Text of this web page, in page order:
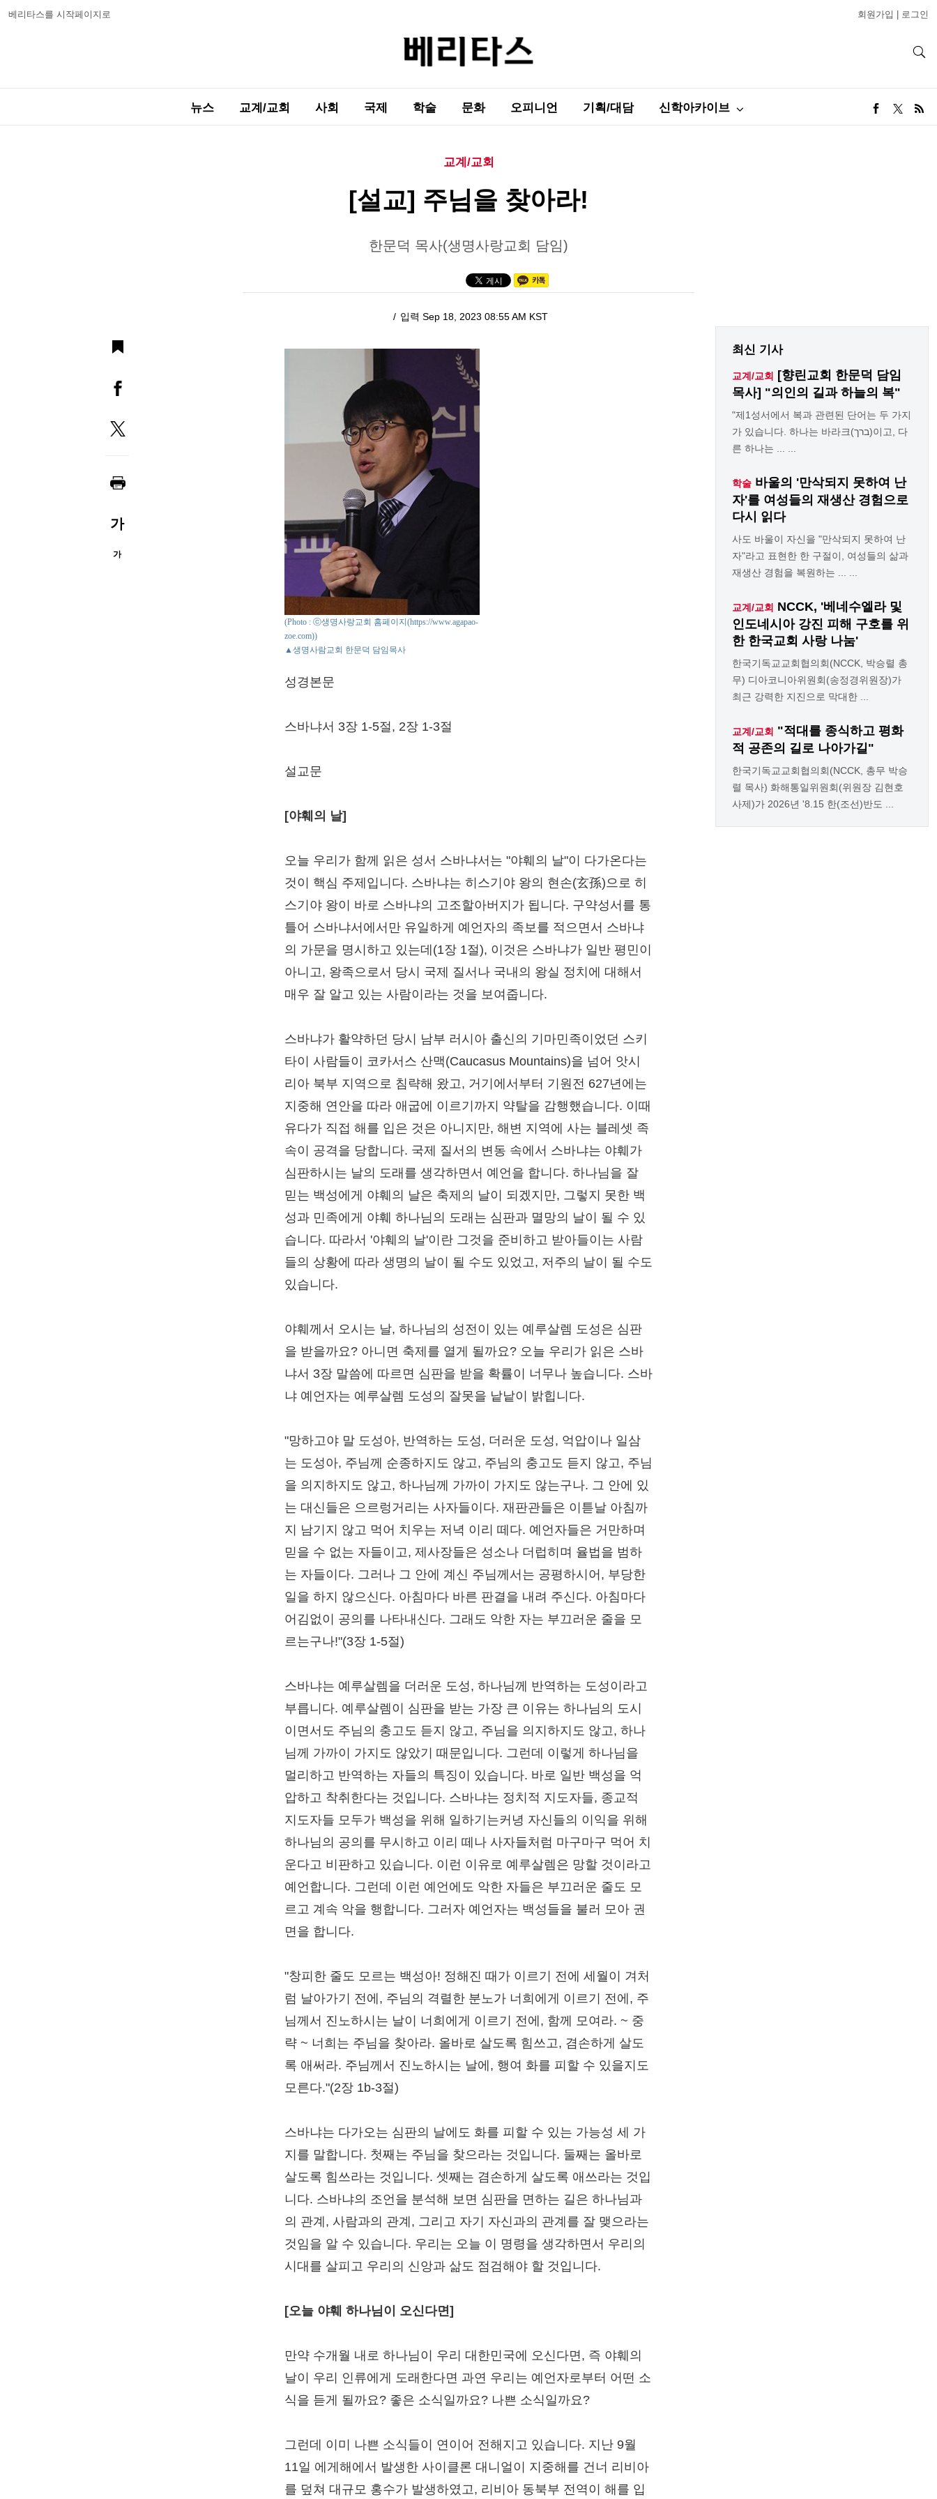
베리타스를 시작페이지로 회원가입 로그인
뉴스 교계/교회 사회 국제 학술 문화 오피니언 기획/대담 신학아카이브
교계/교회
[설교] 주님을 찾아라!
한문덕 목사(생명사랑교회 담임)
입력 Sep 18, 2023 08:55 AM KST
가
가
(Photo : ⓒ생명사랑교회 홈페이지(https://www.agapao-
zoe.com))
▲생명사람교회 한문덕 담임목사
성경본문
스바냐서 3장 1-5절, 2장 1-3절
설교문
[야훼의 날]
오늘 우리가 함께 읽은 성서 스바냐서는 "야훼의 날"이 다가온다는
것이 핵심 주제입니다. 스바냐는 히스기야 왕의 현손(玄孫)으로 히
스기야 왕이 바로 스바냐의 고조할아버지가 됩니다. 구약성서를 통
틀어 스바냐서에서만 유일하게 예언자의 족보를 적으면서 스바냐
의 가문을 명시하고 있는데(1장 1절), 이것은 스바냐가 일반 평민이
아니고, 왕족으로서 당시 국제 질서나 국내의 왕실 정치에 대해서
매우 잘 알고 있는 사람이라는 것을 보여줍니다.
스바냐가 활약하던 당시 남부 러시아 출신의 기마민족이었던 스키
타이 사람들이 코카서스 산맥(Caucasus Mountains)을 넘어 앗시
리아 북부 지역으로 침략해 왔고, 거기에서부터 기원전 627년에는
지중해 연안을 따라 애굽에 이르기까지 약탈을 감행했습니다. 이때
유다가 직접 해를 입은 것은 아니지만, 해변 지역에 사는 블레셋 족
속이 공격을 당합니다. 국제 질서의 변동 속에서 스바냐는 야훼가
심판하시는 날의 도래를 생각하면서 예언을 합니다. 하나님을 잘
믿는 백성에게 야훼의 날은 축제의 날이 되겠지만, 그렇지 못한 백
성과 민족에게 야훼 하나님의 도래는 심판과 멸망의 날이 될 수 있
습니다. 따라서 '야훼의 날'이란 그것을 준비하고 받아들이는 사람
들의 상황에 따라 생명의 날이 될 수도 있었고, 저주의 날이 될 수도
있습니다.
야훼께서 오시는 날, 하나님의 성전이 있는 예루살렘 도성은 심판
을 받을까요? 아니면 축제를 열게 될까요? 오늘 우리가 읽은 스바
냐서 3장 말씀에 따르면 심판을 받을 확률이 너무나 높습니다. 스바
냐 예언자는 예루살렘 도성의 잘못을 낱낱이 밝힙니다.
"망하고야 말 도성아, 반역하는 도성, 더러운 도성, 억압이나 일삼
는 도성아, 주님께 순종하지도 않고, 주님의 충고도 듣지 않고, 주님
을 의지하지도 않고, 하나님께 가까이 가지도 않는구나. 그 안에 있
는 대신들은 으르렁거리는 사자들이다. 재판관들은 이튿날 아침까
지 남기지 않고 먹어 치우는 저녁 이리 떼다. 예언자들은 거만하며
믿을 수 없는 자들이고, 제사장들은 성소나 더럽히며 율법을 범하
는 자들이다. 그러나 그 안에 계신 주님께서는 공평하시어, 부당한
일을 하지 않으신다. 아침마다 바른 판결을 내려 주신다. 아침마다
어김없이 공의를 나타내신다. 그래도 악한 자는 부끄러운 줄을 모
르는구나!"(3장 1-5절)
스바냐는 예루살렘을 더러운 도성, 하나님께 반역하는 도성이라고
부릅니다. 예루살렘이 심판을 받는 가장 큰 이유는 하나님의 도시
이면서도 주님의 충고도 듣지 않고, 주님을 의지하지도 않고, 하나
님께 가까이 가지도 않았기 때문입니다. 그런데 이렇게 하나님을
멀리하고 반역하는 자들의 특징이 있습니다. 바로 일반 백성을 억
압하고 착취한다는 것입니다. 스바냐는 정치적 지도자들, 종교적
지도자들 모두가 백성을 위해 일하기는커녕 자신들의 이익을 위해
하나님의 공의를 무시하고 이리 떼나 사자들처럼 마구마구 먹어 치
운다고 비판하고 있습니다. 이런 이유로 예루살렘은 망할 것이라고
예언합니다. 그런데 이런 예언에도 악한 자들은 부끄러운 줄도 모
르고 계속 악을 행합니다. 그러자 예언자는 백성들을 불러 모아 권
면을 합니다.
"창피한 줄도 모르는 백성아! 정해진 때가 이르기 전에 세월이 겨처
럼 날아가기 전에, 주님의 격렬한 분노가 너희에게 이르기 전에, 주
님께서 진노하시는 날이 너희에게 이르기 전에, 함께 모여라. ~ 중
략 ~ 너희는 주님을 찾아라. 올바로 살도록 힘쓰고, 겸손하게 살도
록 애써라. 주님께서 진노하시는 날에, 행여 화를 피할 수 있을지도
모른다."(2장 1b-3절)
스바냐는 다가오는 심판의 날에도 화를 피할 수 있는 가능성 세 가
지를 말합니다. 첫째는 주님을 찾으라는 것입니다. 둘째는 올바로
살도록 힘쓰라는 것입니다. 셋째는 겸손하게 살도록 애쓰라는 것입
니다. 스바냐의 조언을 분석해 보면 심판을 면하는 길은 하나님과
의 관계, 사람과의 관계, 그리고 자기 자신과의 관계를 잘 맺으라는
것임을 알 수 있습니다. 우리는 오늘 이 명령을 생각하면서 우리의
시대를 살피고 우리의 신앙과 삶도 점검해야 할 것입니다.
[오늘 야훼 하나님이 오신다면]
만약 수개월 내로 하나님이 우리 대한민국에 오신다면, 즉 야훼의
날이 우리 인류에게 도래한다면 과연 우리는 예언자로부터 어떤 소
식을 듣게 될까요? 좋은 소식일까요? 나쁜 소식일까요?
그런데 이미 나쁜 소식들이 연이어 전해지고 있습니다. 지난 9월
11일 에게해에서 발생한 사이클론 대니얼이 지중해를 건너 리비아
를 덮쳐 대규모 홍수가 발생하였고, 리비아 동북부 전역이 해를 입
최신 기사
교계/교회
[향린교회 한문덕 담임
목사] "의인의 길과 하늘의 복"
"제1성서에서 복과 관련된 단어는 두 가지
가 있습니다. 하나는 바라크(ברך)이고, 다
른 하나는 ... ...
학술 바울의 '만삭되지 못하여 난
자'를 여성들의 재생산 경험으로
다시 읽다
사도 바울이 자신을 "만삭되지 못하여 난
자"라고 표현한 한 구절이, 여성들의 삶과
재생산 경험을 복원하는 ... ...
교계/교회 NCCK, '베네수엘라 및
인도네시아 강진 피해 구호를 위
한 한국교회 사랑 나눔'
한국기독교교회협의회(NCCK, 박승렬 총
무) 디아코니아위원회(송정경위원장)가
최근 강력한 지진으로 막대한 ...
교계/교회 "적대를 종식하고 평화
적 공존의 길로 나아가길"
한국기독교교회협의회(NCCK, 총무 박승
렬 목사) 화해통일위원회(위원장 김현호
사제)가 2026년 '8.15 한(조선)반도 ...